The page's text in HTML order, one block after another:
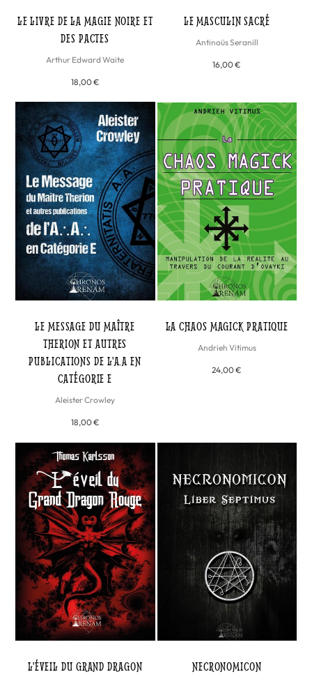
LE LIVRE DE LA MAGIE NOIRE ET
DES PACTES
Arthur Edward Waite
18,00 €
LE MASCULIN SACRÉ
Antinoüs Seranill
16,00 €
LE MESSAGE DU MAÎTRE
THERION ET AUTRES
PUBLICATIONS DE L'A.A EN
CATÉGORIE E
Aleister Crowley
18,00 €
LA CHAOS MAGICK PRATIQUE
Andrieh Vitimus
24,00 €
L'ÉVEIL DU GRAND DRAGON
NECRONOMICON